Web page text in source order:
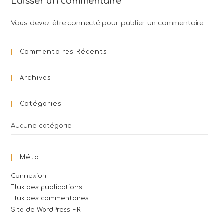
Vous devez être connecté pour publier un commentaire.
Commentaires Récents
Archives
Catégories
Aucune catégorie
Méta
Connexion
Flux des publications
Flux des commentaires
Site de WordPress-FR